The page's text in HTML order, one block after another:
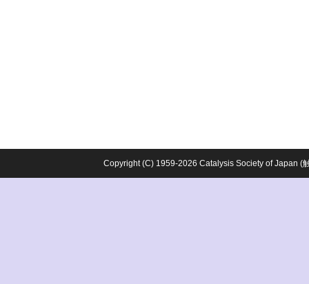
Copyright (C) 1959-2026 Catalysis Society of Japan (